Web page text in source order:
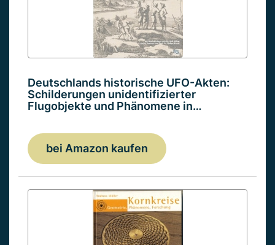
Deutschlands historische UFO-Akten:
Schilderungen unidentifizierter
Flugobjekte und Phänomene in…
bei Amazon kaufen